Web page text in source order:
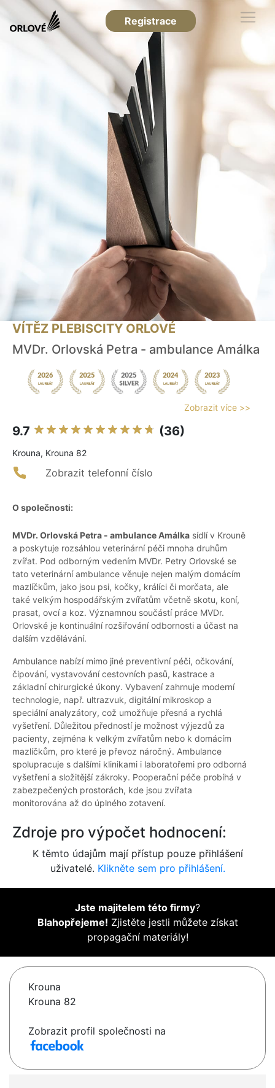
Registrace
VÍTĚZ PLEBISCITY ORLOVÉ
MVDr. Orlovská Petra - ambulance Amálka
Zobrazit více >>
9.7 (36)
Krouna, Krouna 82
Zobrazit telefonní číslo
O společnosti:
MVDr. Orlovská Petra - ambulance Amálka sídlí v Krouně
a poskytuje rozsáhlou veterinární péči mnoha druhům
zvířat. Pod odborným vedením MVDr. Petry Orlovské se
tato veterinární ambulance věnuje nejen malým domácím
mazlíčkům, jako jsou psi, kočky, králíci či morčata, ale
také velkým hospodářským zvířatům včetně skotu, koní,
prasat, ovcí a koz. Významnou součástí práce MVDr.
Orlovské je kontinuální rozšiřování odbornosti a účast na
dalším vzdělávání.
Ambulance nabízí mimo jiné preventivní péči, očkování,
čipování, vystavování cestovních pasů, kastrace a
základní chirurgické úkony. Vybavení zahrnuje moderní
technologie, např. ultrazvuk, digitální mikroskop a
speciální analyzátory, což umožňuje přesná a rychlá
vyšetření. Důležitou předností je možnost výjezdů za
pacienty, zejména k velkým zvířatům nebo k domácím
mazlíčkům, pro které je převoz náročný. Ambulance
spolupracuje s dalšími klinikami i laboratořemi pro odborná
vyšetření a složitější zákroky. Pooperační péče probíhá v
zabezpečených prostorách, kde jsou zvířata
monitorována až do úplného zotavení.
Zdroje pro výpočet hodnocení:
K těmto údajům mají přístup pouze přihlášení
uživatelé. Klikněte sem pro přihlášení.
Jste majitelem této firmy?
Blahopřejeme! Zjistěte jestli můžete získat
propagační materiály!
Krouna
Krouna 82
Zobrazit profil společnosti na